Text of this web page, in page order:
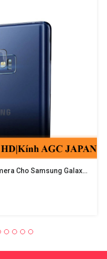
Miếng Dán Kính Cường Lực Camera Cho Samsung Galaxy Note 9 Hiệu HOTCASE